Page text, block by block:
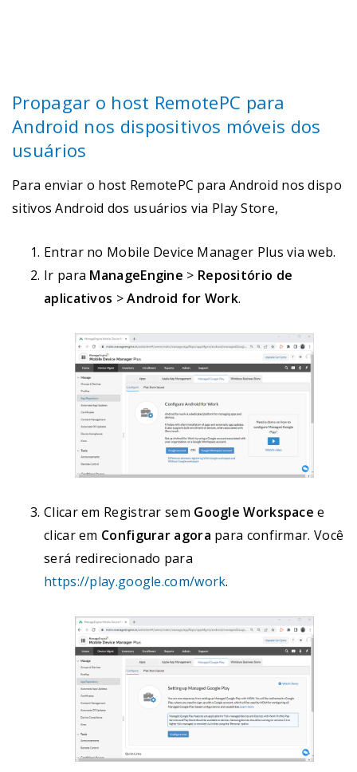
Propagar o host RemotePC para
Android nos dispositivos móveis dos
usuários
Para enviar o host RemotePC para Android nos dispo
sitivos Android dos usuários via Play Store,
Entrar no Mobile Device Manager Plus via web.
Ir para ManageEngine > Repositório de
aplicativos >Android for Work.
Clicar em Registrar sem Google Workspace e
clicar em Configurar agora para confirmar. Você
será redirecionado para
https://play.google.com/work.